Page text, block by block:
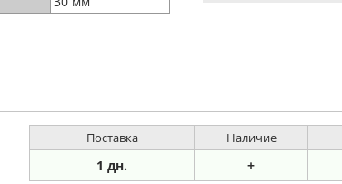
Поставка Наличие
1 дн. +